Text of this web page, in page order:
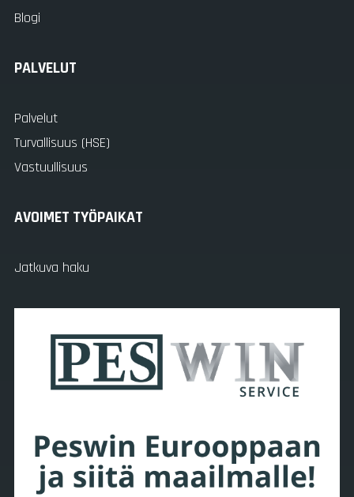
Blogi
PALVELUT
Palvelut
Turvallisuus (HSE)
Vastuullisuus
AVOIMET TYÖPAIKAT
Jatkuva haku